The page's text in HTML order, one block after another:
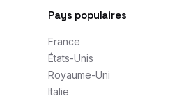
Pays populaires
France
États-Unis
Royaume-Uni
Italie